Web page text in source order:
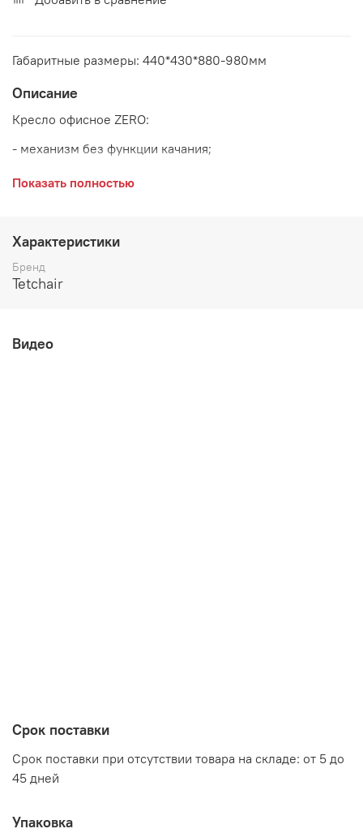
Габаритные размеры: 440*430*880-980мм
Описание
Кресло офисное ZERO:
- механизм без функции качания;
- полиуретановые ролики (подходят для паркета и
Основание:
Показать полностью
Характеристики
Бренд
Tetchair
Видео
Срок поставки
Срок поставки при отсутствии товара на складе: от 5 до
45 дней
Упаковка